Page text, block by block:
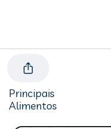
Principais
Alimentos